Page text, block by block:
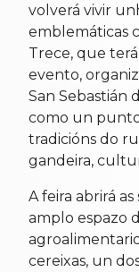
volverá vivir
emblemáticas
Trece, que
evento,
San Sebastián
como un
tradicións do
gandeira,
A feira abrirá
amplo espazo
cereixas, un